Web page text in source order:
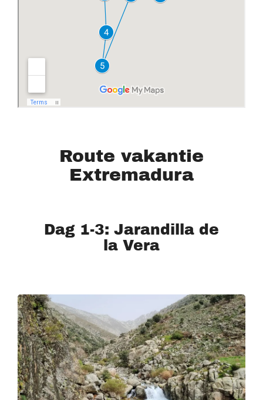
Route vakantie
Extremadura
Dag 1-3: Jarandilla de
la Vera